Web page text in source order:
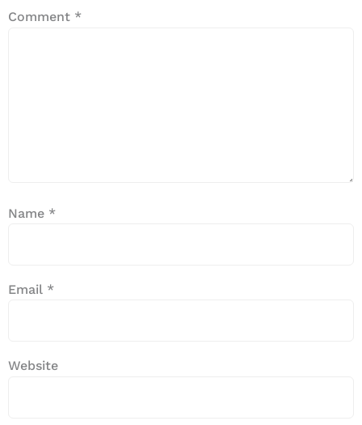
Comment *
Name *
Email *
Website